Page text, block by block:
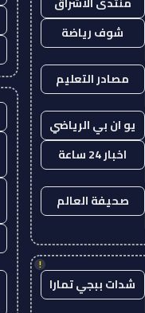
شوف رياضة
مصادر التعليم
يو ان بي الرياضي
اخبار 24 ساعة
صحيفة العالم
!
شدات ببجي تمارا